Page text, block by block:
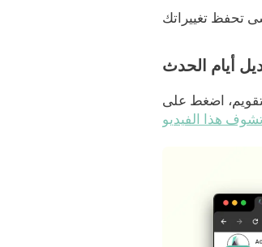
أيام الحدث
اضغط على
تشوف هذا الفيديو